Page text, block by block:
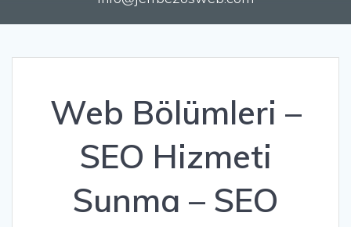
Web Bölümleri –
SEO Hizmeti
Sunma – SEO